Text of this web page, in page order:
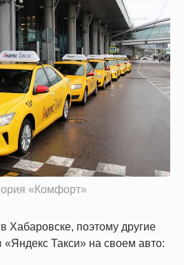
«Комфорт»
Хабаровске, поэтому другие
Такси» на своем авто: